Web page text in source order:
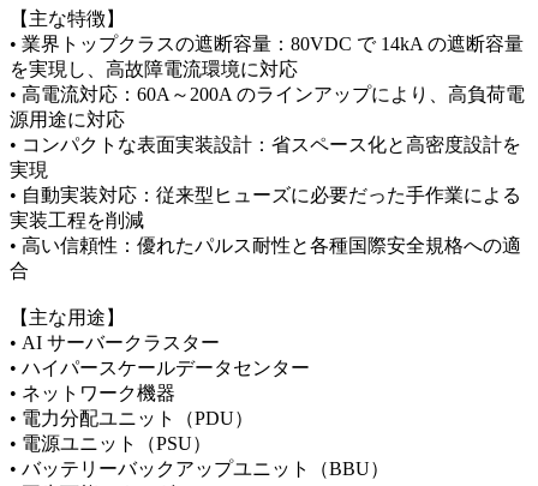
【主な特徴】
• 業界トップクラスの遮断容量：80VDC で 14kA の遮断容量
を実現し、高故障電流環境に対応
• 高電流対応：60A～200A のラインアップにより、高負荷電
源用途に対応
• コンパクトな表面実装設計：省スペース化と高密度設計を
実現
• 自動実装対応：従来型ヒューズに必要だった手作業による
実装工程を削減
• 高い信頼性：優れたパルス耐性と各種国際安全規格への適
合
【主な用途】
• AI サーバークラスター
• ハイパースケールデータセンター
• ネットワーク機器
• 電力分配ユニット（PDU）
• 電源ユニット（PSU）
• バッテリーバックアップユニット（BBU）